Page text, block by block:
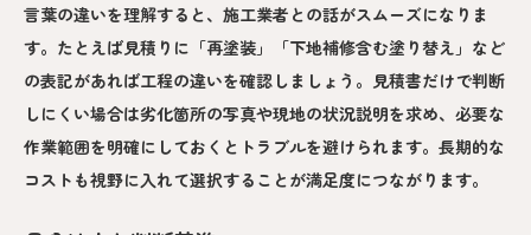
言葉の違いを理解すると、施工業者との話がスムーズになりま
す。たとえば見積りに「再塗装」「下地補修含む塗り替え」など
の表記があれば工程の違いを確認しましょう。見積書だけで判断
しにくい場合は劣化箇所の写真や現地の状況説明を求め、必要な
作業範囲を明確にしておくとトラブルを避けられます。長期的な
コストも視野に入れて選択することが満足度につながります。